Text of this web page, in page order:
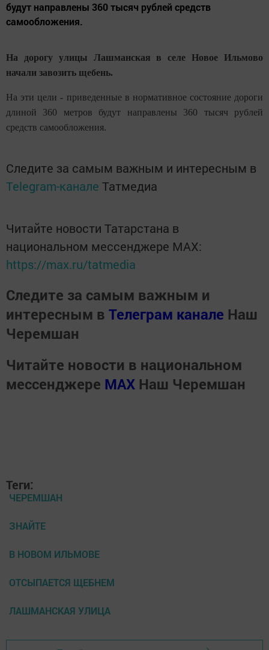
будут направлены 360 тысяч рублей средств
самообложения.
На дорогу улицы Лашманская в селе Новое Ильмово
начали завозить щебень.
На эти цели - приведенные в нормативное состояние дороги
длиной 360 метров будут направлены 360 тысяч рублей
средств самообложения.
Следите за самым важным и интересным в
Telegram-канале Татмедиа
Читайте новости Татарстана в
национальном мессенджере MАХ:
https://max.ru/tatmedia
Следите за самым важным и
интересным в Телеграм канале Наш
Черемшан
Читайте новости в национальном
мессенджере MАХ Наш Черемшан
Теги:
ЧЕРЕМШАН
ЗНАЙТЕ
В НОВОМ ИЛЬМОВЕ
ОТСЫПАЕТСЯ ЩЕБНЕМ
ЛАШМАНСКАЯ УЛИЦА